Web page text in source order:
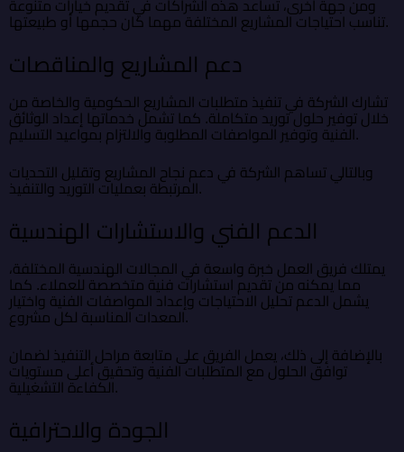
ومن جهة أخرى، تساعد هذه الشراكات في تقديم خيارات متنوعة
تناسب احتياجات المشاريع المختلفة مهما كان حجمها أو طبيعتها.
دعم المشاريع والمناقصات
تشارك الشركة في تنفيذ متطلبات المشاريع الحكومية والخاصة من
خلال توفير حلول توريد متكاملة. كما تشمل خدماتها إعداد الوثائق
الفنية وتوفير المواصفات المطلوبة والالتزام بمواعيد التسليم.
وبالتالي تساهم الشركة في دعم نجاح المشاريع وتقليل التحديات
المرتبطة بعمليات التوريد والتنفيذ.
الدعم الفني والاستشارات الهندسية
يمتلك فريق العمل خبرة واسعة في المجالات الهندسية المختلفة،
مما يمكنه من تقديم استشارات فنية متخصصة للعملاء. كما
يشمل الدعم تحليل الاحتياجات وإعداد المواصفات الفنية واختيار
المعدات المناسبة لكل مشروع.
بالإضافة إلى ذلك، يعمل الفريق على متابعة مراحل التنفيذ لضمان
توافق الحلول مع المتطلبات الفنية وتحقيق أعلى مستويات
الكفاءة التشغيلية.
الجودة والاحترافية